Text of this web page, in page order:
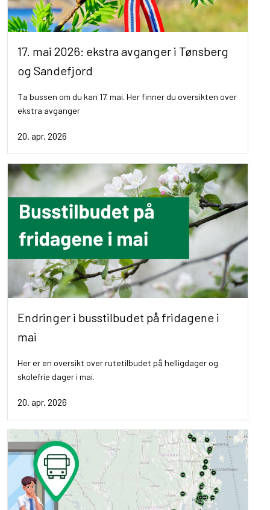
17. mai 2026: ekstra avganger i Tønsberg
og Sandefjord
Ta bussen om du kan 17. mai. Her finner du oversikten over
ekstra avganger
20. apr. 2026
Endringer i busstilbudet på fridagene i
mai
Her er en oversikt over rutetilbudet på helligdager og
skolefrie dager i mai.
20. apr. 2026